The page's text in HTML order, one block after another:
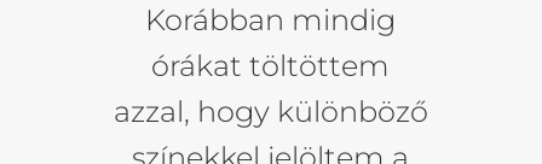
Korábban mindig
órákat töltöttem
azzal, hogy különböző